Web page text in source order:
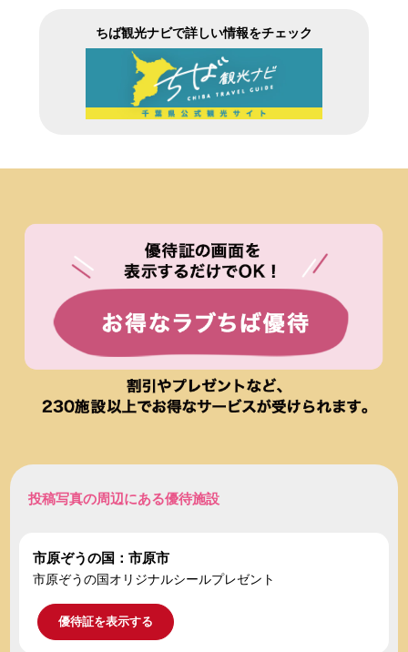
ちば観光ナビで詳しい情報をチェック
投稿写真の周辺にある優待施設
市原ぞうの国：市原市
市原ぞうの国オリジナルシールプレゼント
優待証を表示する